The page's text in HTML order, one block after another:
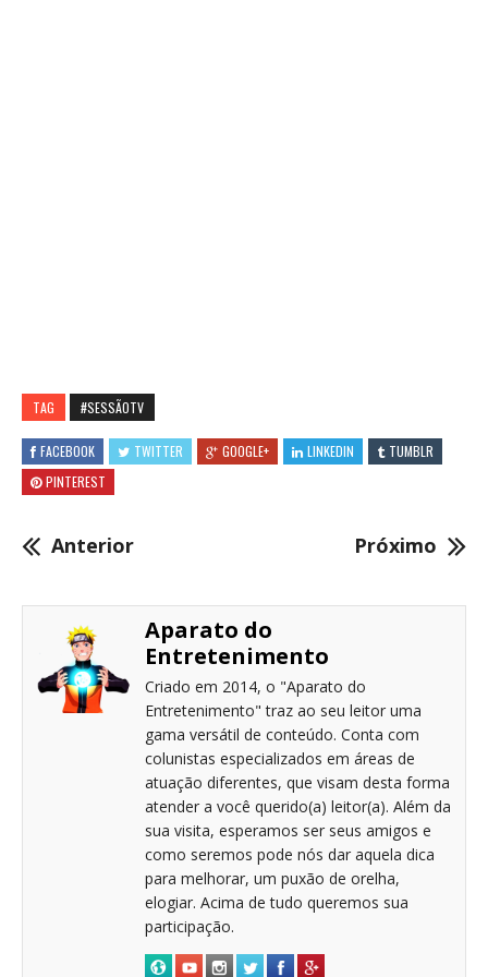
TAG #SESSÃOTV
FACEBOOK TWITTER GOOGLE+ LINKEDIN
TUMBLR
PINTEREST
Anterior Próximo
Aparato do
Entretenimento
Criado em 2014, o "Aparato do
Entretenimento" traz ao seu leitor uma
gama versátil de conteúdo. Conta com
colunistas especializados em áreas de
atuação diferentes, que visam desta forma
atender a você querido(a) leitor(a). Além da
sua visita, esperamos ser seus amigos e
como seremos pode nós dar aquela dica
para melhorar, um puxão de orelha,
elogiar. Acima de tudo queremos sua
participação.